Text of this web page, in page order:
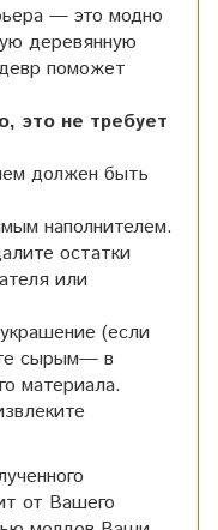
— это модно
деревянную
поможет
это не требует
должен быть
наполнителем.
остатки
или
(если
сырым— в
материала.
от Вашего